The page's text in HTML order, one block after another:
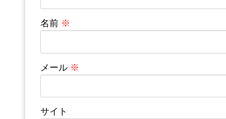
名前 ※
メール ※
サイト